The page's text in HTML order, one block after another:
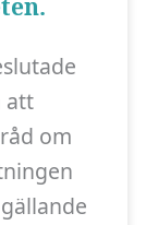
att
om